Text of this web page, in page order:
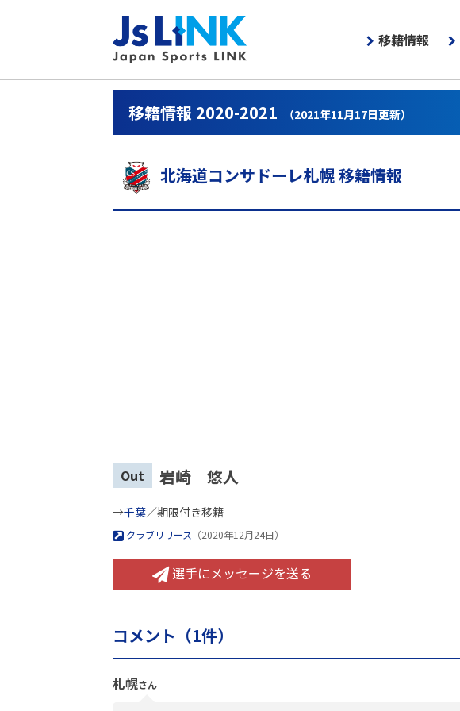
移籍情報
移籍情報 2020-2021 （2021年11月17日更新）
北海道コンサドーレ札幌 移籍情報
Out 岩崎 悠人
→千葉／期限付き移籍
クラブリリース （2020年12月24日）
選手にメッセージを送る
コメント（1件）
札幌さん